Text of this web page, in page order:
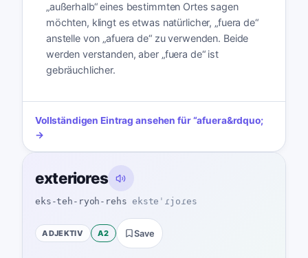
„außerhalb“ eines bestimmten Ortes sagen
möchten, klingt es etwas natürlicher, „fuera de“
anstelle von „afuera de“ zu verwenden. Beide
werden verstanden, aber „fuera de“ ist
gebräuchlicher.
Vollständigen Eintrag ansehen für“afuera&rdquo;
→
exteriores
eks-teh-ryoh-rehs eksteˈɾjoɾes
ADJEKTIV A2 Save